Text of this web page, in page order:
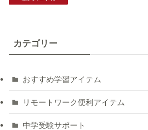
カテゴリー
おすすめ学習アイテム
リモートワーク便利アイテム
中学受験サポート